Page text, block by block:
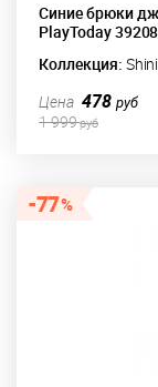
Синие брюки
PlayToday
Коллекция:
Цена 478руб
1 999руб
77